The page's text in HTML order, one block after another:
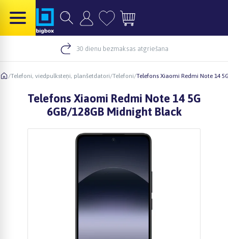
30 dienu bezmaksas atgriešana
/Telefoni, viedpulksteņi, planšetdatori/Telefoni/Telefons Xiaomi Redmi Note 14
Telefons Xiaomi Redmi Note 14 5G
6GB/128GB Midnight Black